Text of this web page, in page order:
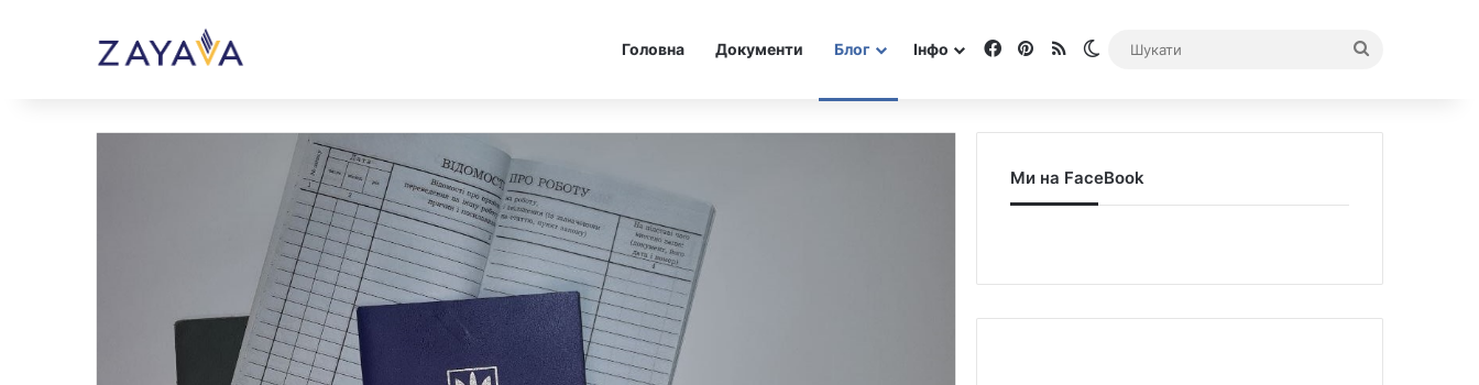
Головна Документи Блог Інфо Facebook
Pinterest
RSS Switch skin
Ми на FaceBook